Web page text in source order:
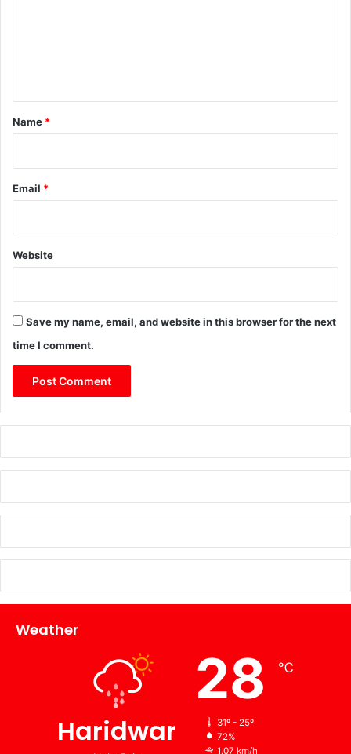
*
Name *
Email *
Website
Save my name, email, and website in this browser for the next
time I comment.
Weather
Haridwar
28 ℃
31º - 25º
72%
1.07 km/h